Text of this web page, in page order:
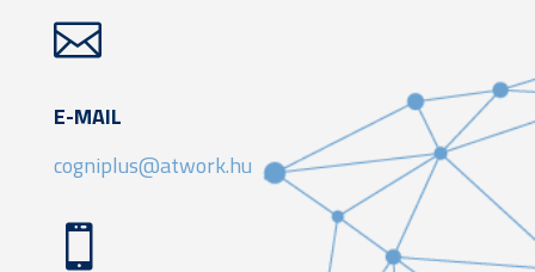

E-MAIL
cogniplus@atwork.hu
